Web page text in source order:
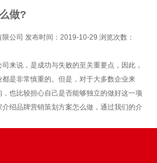
做?
公司 发布时间：2019-10-29 浏览次数：
司来说，是成功与失败的至关重要点，因此，
是非常慎重的。但是，对于大多数企业来
也比较担心自己是否能够独立的做好这一项
绍品牌营销策划方案怎么做，通过我们的介